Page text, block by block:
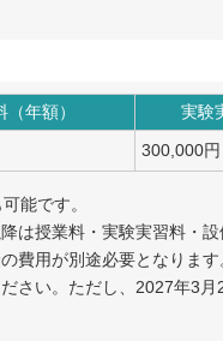
（年額） 実験
300,000円
能です。
授業料・実験実習料・設
費用が別途必要となります
さい。ただし、2027年3